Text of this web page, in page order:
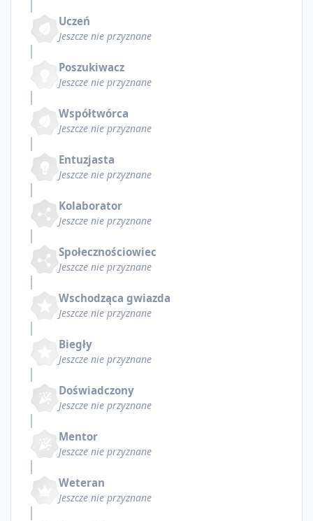
Uczeń
Jeszcze nie przyznane
Poszukiwacz
Jeszcze nie przyznane
Współtwórca
Jeszcze nie przyznane
Entuzjasta
Jeszcze nie przyznane
Kolaborator
Jeszcze nie przyznane
Społecznościowiec
Jeszcze nie przyznane
Wschodząca gwiazda
Jeszcze nie przyznane
Biegły
Jeszcze nie przyznane
Doświadczony
Jeszcze nie przyznane
Mentor
Jeszcze nie przyznane
Weteran
Jeszcze nie przyznane